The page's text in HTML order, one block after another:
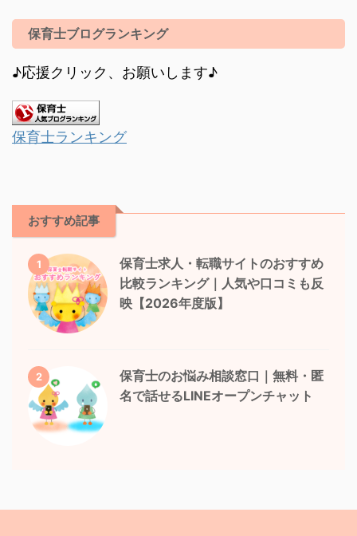
保育士ブログランキング
♪応援クリック、お願いします♪
保育士ランキング
おすすめ記事
1
保育士求人・転職サイトのおすすめ
比較ランキング｜人気や口コミも反
映【2026年度版】
2
保育士のお悩み相談窓口｜無料・匿
名で話せるLINEオープンチャット